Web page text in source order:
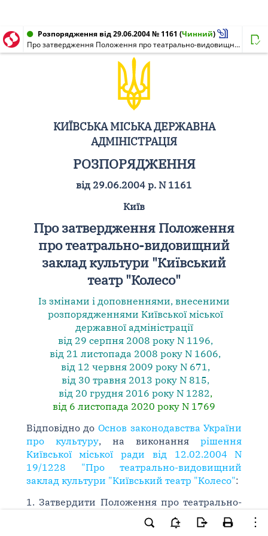
Розпорядження від 29.06.2004 № 1161 (Чинний)
Про затвердження Положення про театрально-видовищний заклад культури "Київський театр "Колесо"
КИЇВСЬКА МІСЬКА ДЕРЖАВНА
АДМІНІСТРАЦІЯ
РОЗПОРЯДЖЕННЯ
від 29.06.2004 р. N 1161
Київ
Про затвердження Положення
про театрально-видовищний
заклад культури "Київський
театр "Колесо"
Із змінами і доповненнями, внесеними
розпорядженнями Київської міської
державної адміністрації
від 29 серпня 2008 року N 1196,
від 21 листопада 2008 року N 1606,
від 12 червня 2009 року N 671,
від 30 травня 2013 року N 815,
від 20 грудня 2016 року N 1282,
від 6 листопада 2020 року N 1769
Відповідно до Основ законодавства України
про культуру, на виконаннярішення
Київської міської ради від 12.02.2004 N
19/1228 "Про театрально-видовищний
заклад культури "Київський театр "Колесо":
1. Затвердити Положення про театрально-
видовищний заклад культури "Київський
театр "Колесо", що додається.